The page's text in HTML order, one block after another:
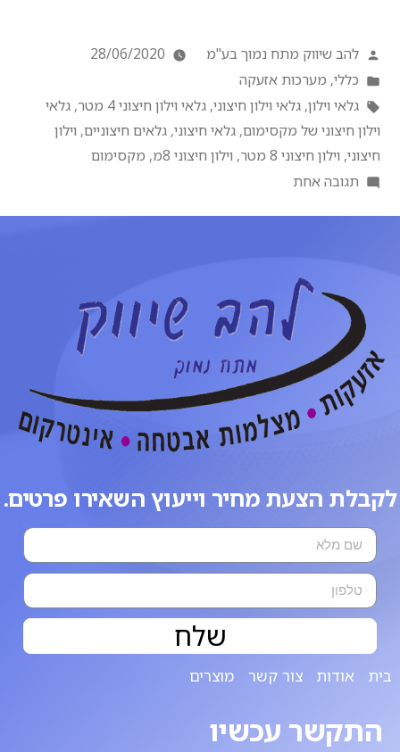
להב שיווק מתח נמוך בע"מ
28/06/2020
כללי, מערכות אזעקה
גלאי וילון, גלאי וילון חיצוני, גלאי וילון חיצוני 4 מטר , גלאי
וילון חיצוני של מקסימום, גלאי חיצוני, גלאים חיצוניים, וילון
חיצוני, וילון חיצוני 8 מטר , וילון חיצוני 8מ , מקסימום
תגובה אחת
לקבלת הצעת מחיר וייעוץ השאירו פרטים.
שלח
בית אודות צור קשר מוצרים
התקשר עכשיו